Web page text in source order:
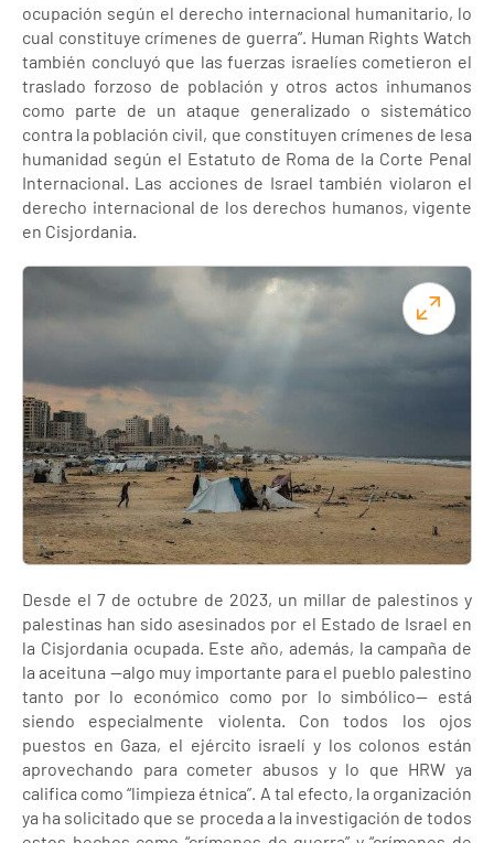
ocupación según el derecho internacional humanitario, lo
cual constituye crímenes de guerra”. Human Rights Watch
también concluyó que las fuerzas israelíes cometieron el
traslado forzoso de población y otros actos inhumanos
como parte de un ataque generalizado o sistemático
contra la población civil, que constituyen crímenes de lesa
humanidad según el Estatuto de Roma de la Corte Penal
Internacional. Las acciones de Israel también violaron el
derecho internacional de los derechos humanos, vigente
en Cisjordania.
Desde el 7 de octubre de 2023, un millar de palestinos y
palestinas han sido asesinados por el Estado de Israel en
la Cisjordania ocupada. Este año, además, la campaña de
la aceituna —algo muy importante para el pueblo palestino
tanto por lo económico como por lo simbólico— está
siendo especialmente violenta. Con todos los ojos
puestos en Gaza, el ejército israelí y los colonos están
aprovechando para cometer abusos y lo que HRW ya
califica como “limpieza étnica”. A tal efecto, la organización
ya ha solicitado que se proceda a la investigación de todos